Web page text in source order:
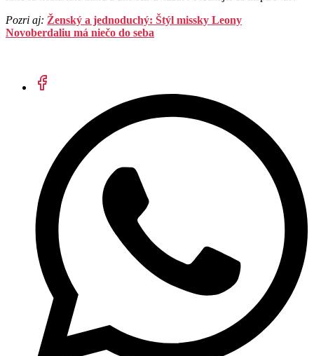
Pozri aj: Ženský a jednoduchý: Štýl missky Leony
Novoberdaliu má niečo do seba